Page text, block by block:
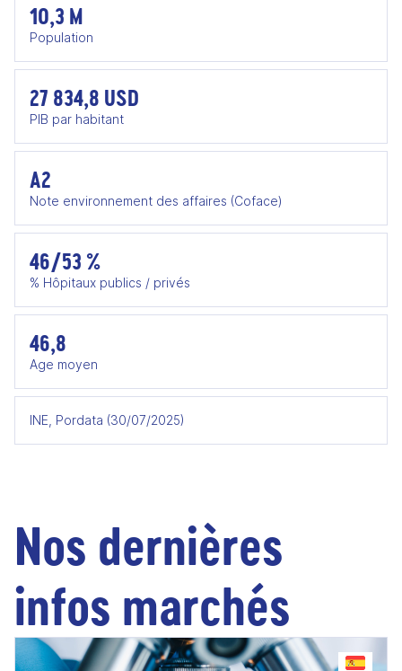
10,3 M
Population
27 834,8 USD
PIB par habitant
A2
Note environnement des affaires (Coface)
46/53 %
% Hôpitaux publics / privés
46,8
Age moyen
INE, Pordata (30/07/2025)
Nos dernières
infos marchés